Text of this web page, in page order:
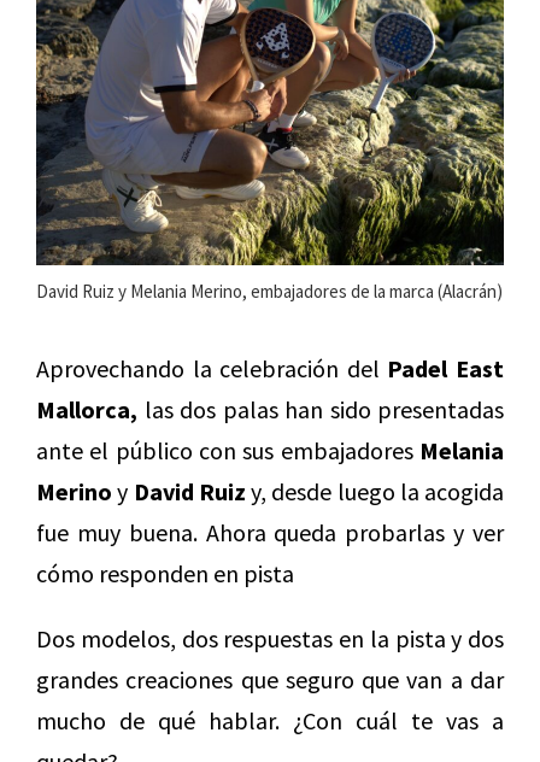
David Ruiz y Melania Merino, embajadores de la marca (Alacrán)
Aprovechando la celebración del Padel East
Mallorca, las dos palas han sido presentadas
ante el público con sus embajadores Melania
Merino y David Ruiz y, desde luego la acogida
fue muy buena. Ahora queda probarlas y ver
cómo responden en pista
Dos modelos, dos respuestas en la pista y dos
grandes creaciones que seguro que van a dar
mucho de qué hablar. ¿Con cuál te vas a